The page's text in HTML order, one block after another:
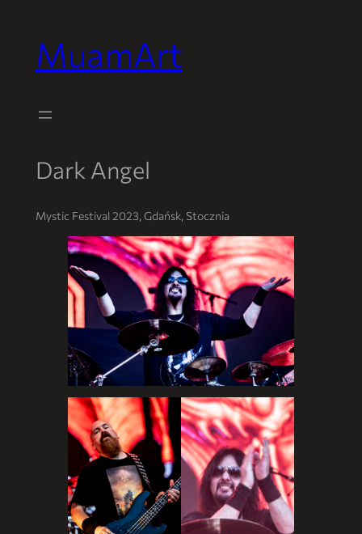
Przejdź
do
MuamArt
Dark Angel
Mystic Festival 2023, Gdańsk, Stocznia